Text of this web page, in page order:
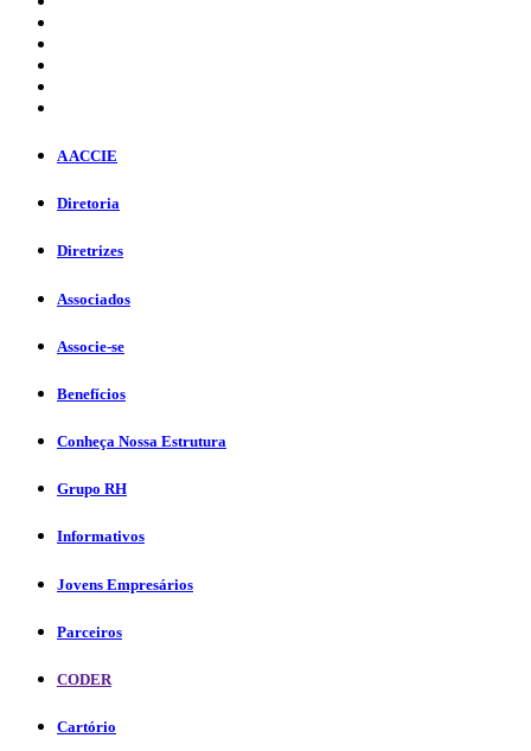
A ACCIE
Diretoria
Diretrizes
Associados
Associe-se
Benefícios
Conheça Nossa Estrutura
Grupo RH
Informativos
Jovens Empresários
Parceiros
CODER
Cartório